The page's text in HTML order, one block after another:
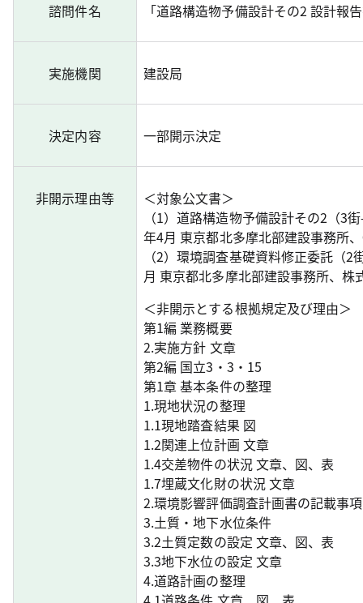
諮問件名 「道路構造物予備設計その2 設計報
実施機関 建設局
決定内容 一部開示決定
非開示理由等
＜対象公文書＞
（1）道路構造物予備設計その2（3
年4月 東京都北多摩北部建設事務所
（2）環境調査基礎資料修正委託（
月 東京都北多摩北部建設事務所、株
＜非開示とする根拠規定及び理由＞
第1編 業務概要
2.実施方針 文章
第2編 国立3・3・15
第1章 基本条件の整理
1.現地状況の整理
1.1現地踏査結果 図
1.2関連上位計画 文章
1.4交差物件の状況 文章、図、表
1.7埋蔵文化財の状況 文章
2.環境影響評価調査計画書の記載事
3.土質・地下水位条件
3.2土質定数の設定 文章、図、表
3.3地下水位の設定 文章
4.道路計画の整理